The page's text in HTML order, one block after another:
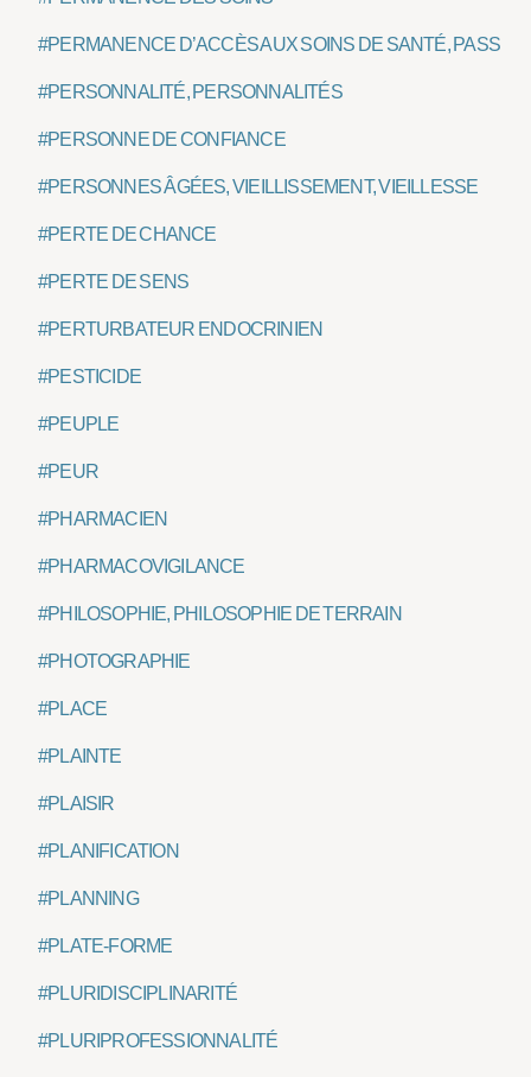
#PERMANENCE D’ACCÈS AUX SOINS DE SANTÉ, PASS
#PERSONNALITÉ, PERSONNALITÉS
#PERSONNE DE CONFIANCE
#PERSONNES ÂGÉES, VIEILLISSEMENT, VIEILLESSE
#PERTE DE CHANCE
#PERTE DE SENS
#PERTURBATEUR ENDOCRINIEN
#PESTICIDE
#PEUPLE
#PEUR
#PHARMACIEN
#PHARMACOVIGILANCE
#PHILOSOPHIE, PHILOSOPHIE DE TERRAIN
#PHOTOGRAPHIE
#PLACE
#PLAINTE
#PLAISIR
#PLANIFICATION
#PLANNING
#PLATE-FORME
#PLURIDISCIPLINARITÉ
#PLURIPROFESSIONNALITÉ